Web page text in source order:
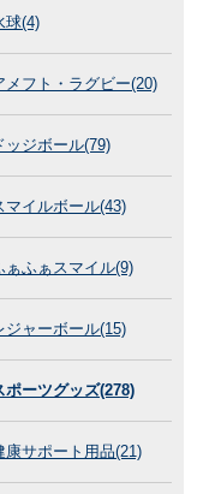
球(4)
メフト・ラグビー(20)
ッジボール(79)
マイルボール(43)
ぁふぁスマイル(9)
ジャーボール(15)
ポーツグッズ(278)
康サポート用品(21)